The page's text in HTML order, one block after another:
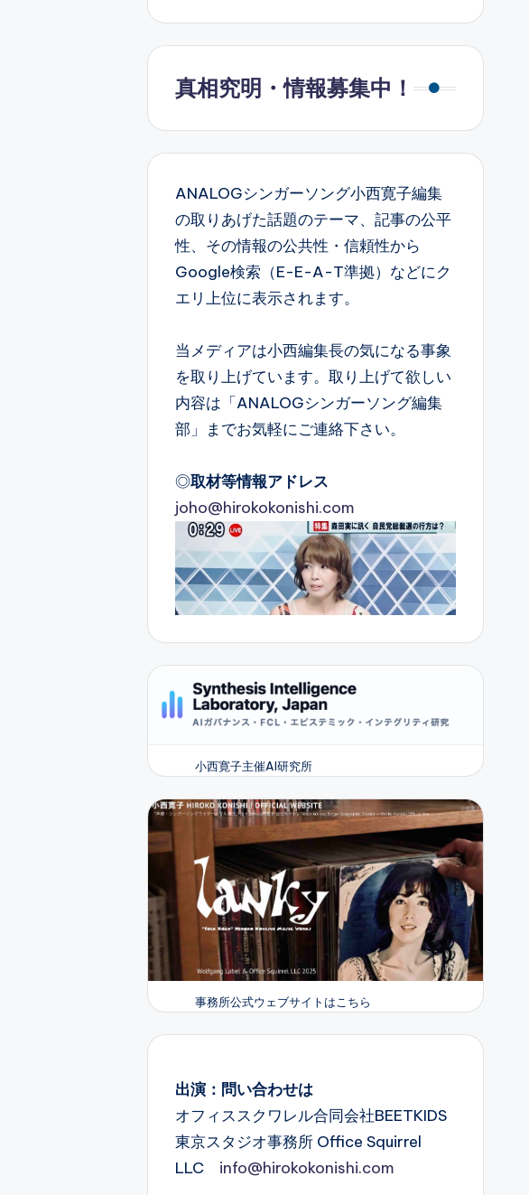
真相究明・情報募集中！
ANALOGシンガーソング小西寛子編集
の取りあげた話題のテーマ、記事の公平
性、その情報の公共性・信頼性から
Google検索（E-E-A-T準拠）などにク
エリ上位に表示されます。
当メディアは小西編集長の気になる事象
を取り上げています。取り上げて欲しい
内容は「ANALOGシンガーソング編集
部」までお気軽にご連絡下さい。
◎取材等情報アドレス
joho@hirokokonishi.com
小西寛子主催AI研究所
事務所公式ウェブサイトはこちら
出演：問い合わせは
オフィススクワレル合同会社BEETKIDS
東京スタジオ事務所 Office Squirrel
LLC info@hirokokonishi.com